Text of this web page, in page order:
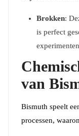
Brokken:
is perfect
van
Bismuth speelt
processen,